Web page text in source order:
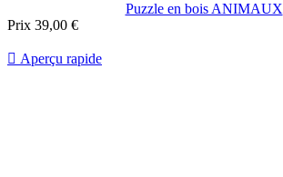
Puzzle en bois ANIMAUX
Prix 39,00 €
 Aperçu rapide